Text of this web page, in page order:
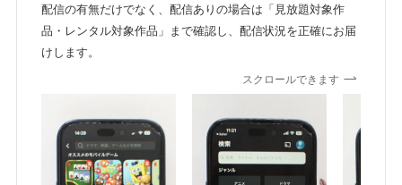
配信の有無だけでなく、配信ありの場合は「見放題対象作
品・レンタル対象作品」まで確認し、配信状況を正確にお届
けします。
スクロールできます